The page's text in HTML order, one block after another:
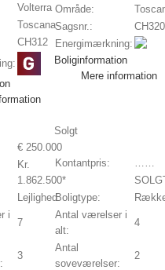
Volterra
Toscana
CH312
Område:
Sagsnr.:
CH320
Energimærkning:
Boliginformation
Mere information
€ 250.000
Kr.
1.862.500*
Lejlighed
i
7
3
Solgt
Kontantpris:
Boligtype:
Antal værelser i
alt:
4
Antal
soveværelser:
2